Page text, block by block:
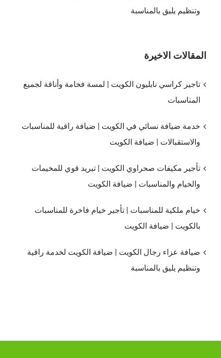
وتنظيم يليق بالمناسبة
المقالات الاخيرة
تاجير كراسي نابليون الكويت | لمسة فخامة وأناقة لجميع
المناسبات
خدمة ضيافة نسائي في الكويت | ضيافة راقية للمناسبات
والاستقبالات | ضيافة الكويت
تأجير مكيفات صحراوي الكويت | تبريد قوي للمخيمات
والخيام والمناسبات | ضيافة الكويت
خيام ملكية للمناسبات | تأجير خيام فاخرة للمناسبات
بالكويت | ضيافة الكويت
ضيافة عزاء رجال الكويت | ضيافة الكويت لخدمة راقية
وتنظيم يليق بالمناسبة